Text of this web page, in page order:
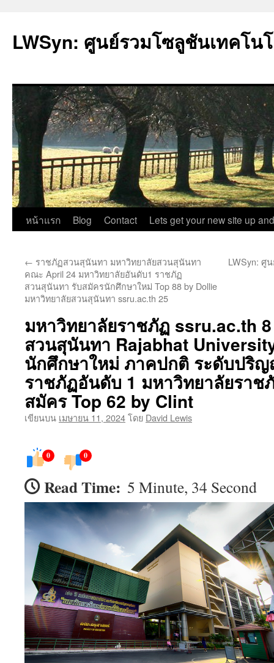
LWSyn: ศูนย์รวมโซลูชันเทคโน
ข้าม
ยัง
เนื้อหา
หน้าแรก Blog Contact Lets get your new site up
← ราชภัฏสวนสุนันทา มหาวิทยาลัยสวนสุนันทา
คณะ April 24 มหาวิทยาลัยอันดับ1 ราชภัฏ
สวนสุนันทา รับสมัครนักศึกษาใหม่ Top 88 by Dollie
มหาวิทยาลัยสวนสุนันทา ssru.ac.th 25
LWSyn: ศู
มหาวิทยาลัยราชภัฏ ssru.ac.th
สวนสุนันทา Rajabhat
นักศึกษาใหม่ ภาคปกติ ระดับปริ
ราชภัฏอันดับ 1 มหาวิทยาลัยรา
สมัคร Top 62 by Clint
เขียนบน เมษายน 11, 2024โดย David Lewis
0 0
Read Time: 5 Minute, 34 Second